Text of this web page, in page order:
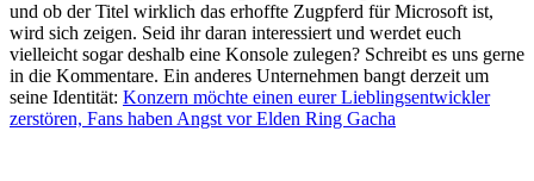
und ob der Titel wirklich das erhoffte Zugpferd für Microsoft ist,
wird sich zeigen. Seid ihr daran interessiert und werdet euch
vielleicht sogar deshalb eine Konsole zulegen? Schreibt es uns gerne
in die Kommentare. Ein anderes Unternehmen bangt derzeit um
seine Identität: Konzern möchte einen eurer Lieblingsentwickler
zerstören, Fans haben Angst vor Elden Ring Gacha